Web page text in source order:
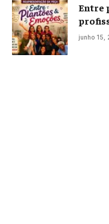
Entre
junho 15,